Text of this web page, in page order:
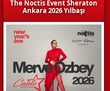
The Noctis Event Sheraton
Ankara 2026 Yılbaşı